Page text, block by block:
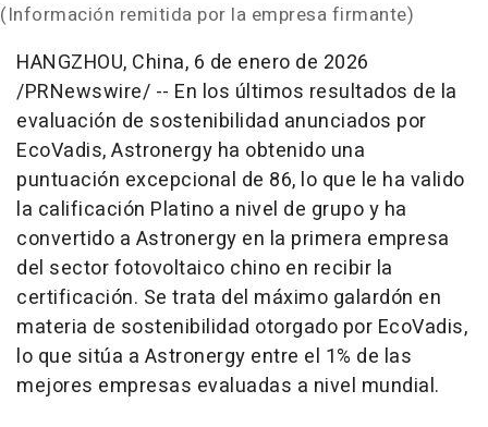
(Información remitida por la empresa firmante)
HANGZHOU, China, 6 de enero de 2026
/PRNewswire/ -- En los últimos resultados de la
evaluación de sostenibilidad anunciados por
EcoVadis, Astronergy ha obtenido una
puntuación excepcional de 86, lo que le ha valido
la calificación Platino a nivel de grupo y ha
convertido a Astronergy en la primera empresa
del sector fotovoltaico chino en recibir la
certificación. Se trata del máximo galardón en
materia de sostenibilidad otorgado por EcoVadis,
lo que sitúa a Astronergy entre el 1% de las
mejores empresas evaluadas a nivel mundial.